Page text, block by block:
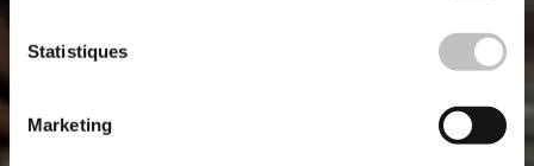
Statistiques
Marketing